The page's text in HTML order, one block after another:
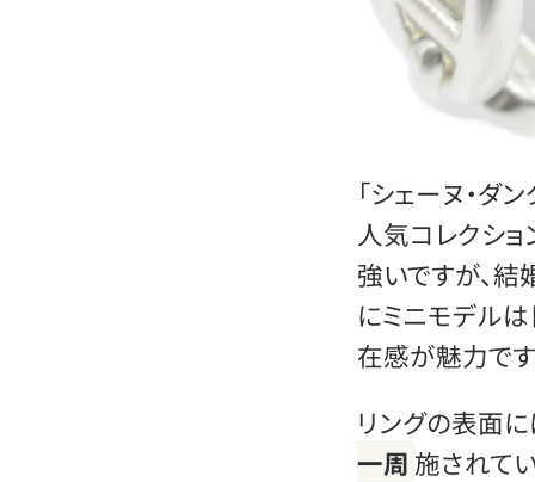
「シェーヌ・ダ
人気コレクショ
強いですが、結
にミニモデル
在感が魅力です
リングの表面に
一周 施されて